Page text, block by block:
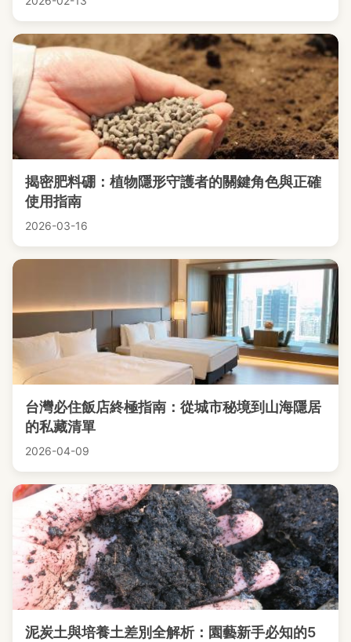
揭密肥料硼：植物隱形守護者的關鍵角色與正確
使用指南
2026-03-16
台灣必住飯店終極指南：從城市秘境到山海隱居
的私藏清單
2026-04-09
泥炭土與培養土差別全解析：園藝新手必知的5